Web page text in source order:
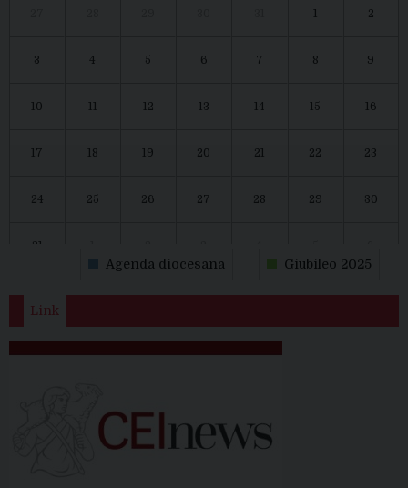
1 2
3 4 5 6 7 8 9
10 11 12 13 14 15 16
17 18 19 20 21 22 23
24 25 26 27 28 29 30
31
Agenda diocesana Giubileo 2025
Link